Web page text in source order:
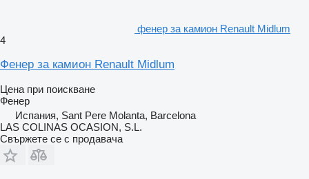
фенер за камион Renault Midlum
4
Фенер за камион Renault Midlum
Цена при поискване
Фенер
Испания, Sant Pere Molanta, Barcelona
LAS COLINAS OCASION, S.L.
Свържете се с продавача